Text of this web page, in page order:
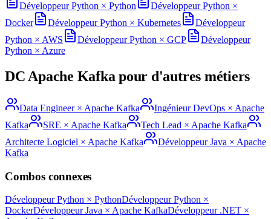
Développeur Python × Python Développeur Python ×
Docker
Développeur Python × Kubernetes
Développeur
Python × AWS Développeur Python × GCP
Développeur
Python × Azure
DC Apache Kafka pour d'autres métiers
Data Engineer× Apache Kafka Ingénieur DevOps × Apache
Kafka
SRE × Apache Kafka Tech Lead × Apache Kafka
Architecte Logiciel × Apache Kafka Développeur Java × Apache
Kafka
Combos connexes
Développeur Python × PythonDéveloppeur Python ×
DockerDéveloppeur Java × Apache KafkaDéveloppeur .NET ×